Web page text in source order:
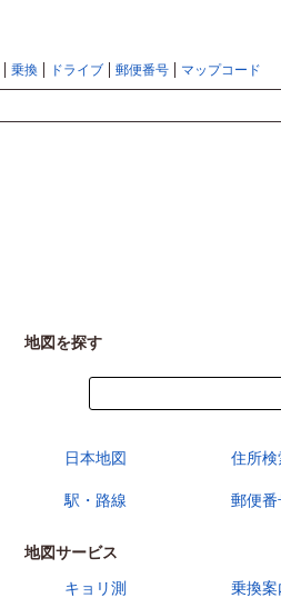
乗換 ドライブ 郵便番号 マップコード
地図を探す
日本地図 住所検
駅・路線 郵便番
地図サービス
キョリ測
乗換案